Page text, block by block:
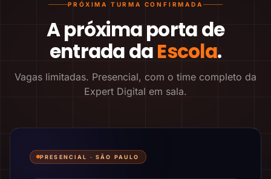
PRÓXIMA TURMA CONFIRMADA
A próxima porta de
entrada daEscola.
Vagas limitadas. Presencial, com o time completo da
Expert Digital em sala.
PRESENCIAL ·SÃO PAULO